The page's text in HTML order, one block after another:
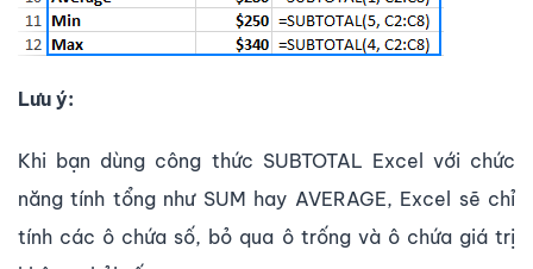
Lưu ý:
Khi bạn dùng công thức SUBTOTAL Excel với chức
năng tính tổng như SUM hay AVERAGE, Excel sẽ chỉ
tính các ô chứa số, bỏ qua ô trống và ô chứa giá trị